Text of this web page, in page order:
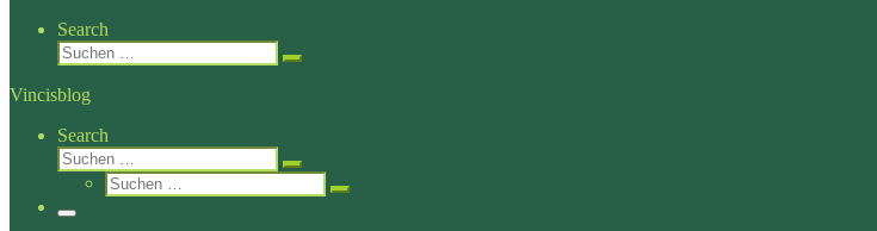
Search
Suche
Suchen …
Vincisblog
Search
Suche
Suchen …
Suche
Suchen …
Menü